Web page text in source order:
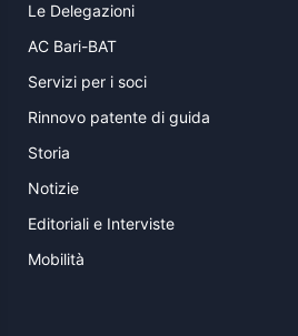
Le Delegazioni
AC Bari-BAT
Servizi per i soci
Rinnovo patente di guida
Storia
Notizie
Editoriali e Interviste
Mobilità